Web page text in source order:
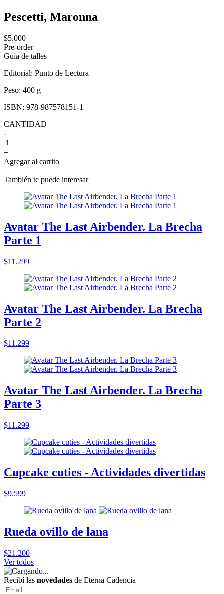
Pescetti, Maronna
$5.000
Pre-order
Guía de talles
Editorial: Punto de Lectura
Peso: 400 g
ISBN: 978-987578151-1
CANTIDAD
-
+
Agregar al carrito
También te puede interesar
Avatar The Last Airbender. La Brecha
Parte 1
$11.299
Avatar The Last Airbender. La Brecha
Parte 2
$11.299
Avatar The Last Airbender. La Brecha
Parte 3
$11.299
Cupcake cuties - Actividades divertidas
$9.599
Rueda ovillo de lana
$21.200
Ver todos
Recibí las novedades de Eterna Cadencia